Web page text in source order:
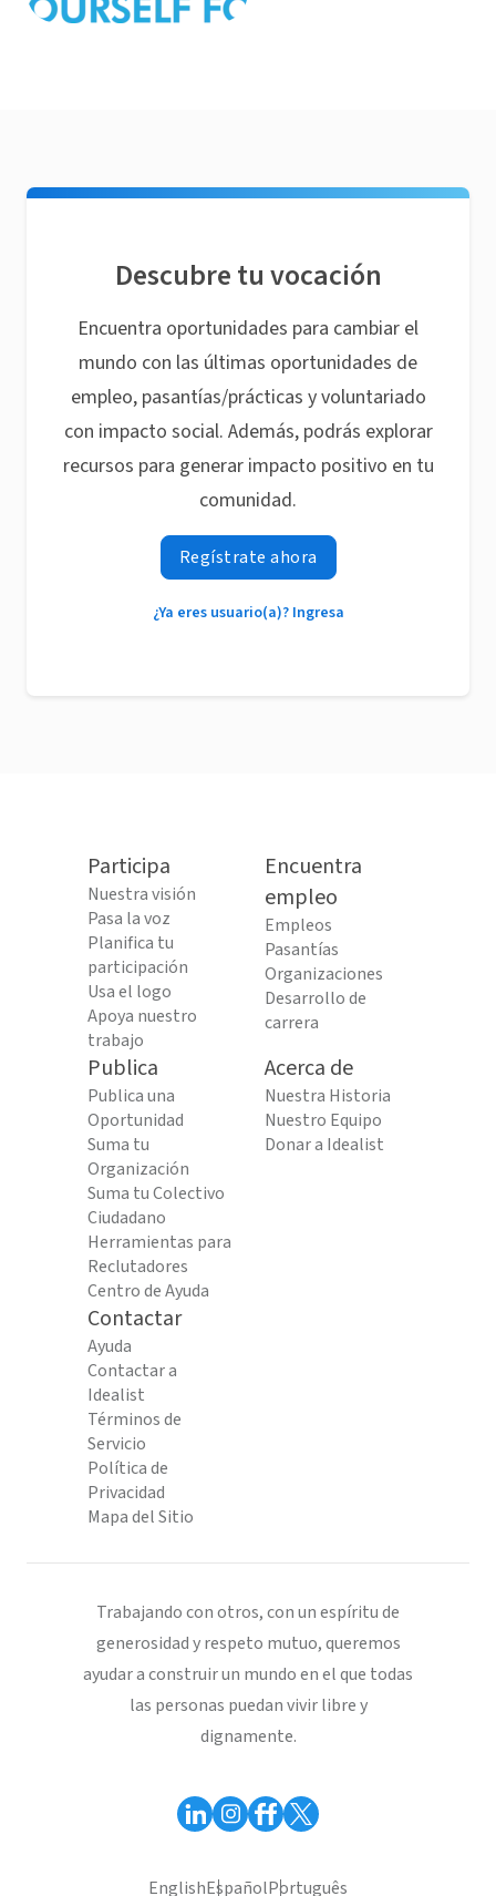
Descubre tu vocación
Encuentra oportunidades para cambiar el
mundo con las últimas oportunidades de
empleo, pasantías/prácticas y voluntariado
con impacto social. Además, podrás explorar
recursos para generar impacto positivo en tu
comunidad.
Regístrate ahora
¿Ya eres usuario(a)? Ingresa
Participa
Nuestra visión
Pasa la voz
Planifica tu
participación
Usa el logo
Apoya nuestro
trabajo
Encuentra
empleo
Empleos
Pasantías
Organizaciones
Desarrollo de
carrera
Publica
Publica una
Oportunidad
Suma tu
Organización
Suma tu Colectivo
Ciudadano
Herramientas para
Reclutadores
Centro de Ayuda
Acerca de
Nuestra Historia
Nuestro Equipo
Donar a Idealist
Contactar
Ayuda
Contactar a
Idealist
Términos de
Servicio
Política de
Privacidad
Mapa del Sitio
Trabajando con otros, con un espíritu de
generosidad y respeto mutuo, queremos
ayudar a construir un mundo en el que todas
las personas puedan vivir libre y
dignamente.
EnglishEspañolPortuguês